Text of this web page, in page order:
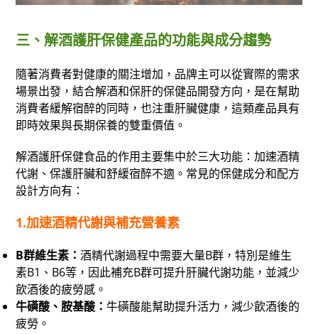
三、解酒護肝保健產品的功能與成分趨勢
隨著消費者對健康的關注增加，品牌主可以從實際的需求
場景出發，結合解酒和保肝的保健品開發方向，是在幫助
消費者緩解宿醉的同時，也注重肝臟健康，這類產品具有
即時效果與長期保養的雙重價值。
解酒護肝保健食品的作用主要集中於三大功能：加速酒精
代謝、保護肝臟和舒緩宿醉不適。常見的保健成分和配方
設計方向有：
1.加速酒精代謝與補充營養素
B群維生素：酒精代謝過程中需要大量B群，特別是維生
素B1、B6等，因此補充B群可提升肝臟代謝功能，並減少
飲酒後的疲勞感。
牛磺酸、胺基酸：牛磺酸能幫助提升活力，減少飲酒後的
疲勞。